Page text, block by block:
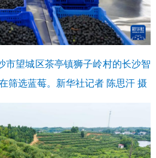
市望城区茶亭镇狮子岭村的长沙智
筛选蓝莓。新华社记者 陈思汗 摄